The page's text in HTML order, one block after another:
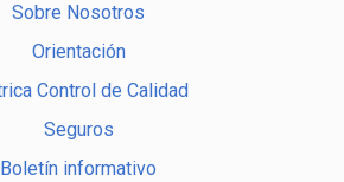
Sobre Nosotros
Orientación
Control de Calidad
Seguros
Boletín informativo